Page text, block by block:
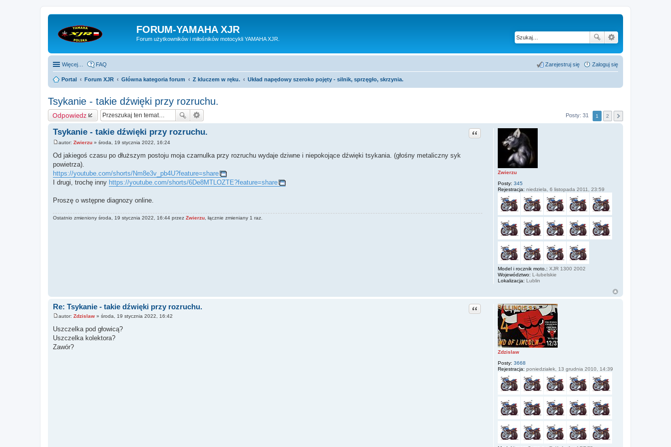
FORUM-YAMAHA XJR
Forum użytkowników i miłośników motocykli YAMAHA XJR.
Więcej… FAQ Zaloguj się
Zarejestruj się
Portal Forum XJR Główna kategoria forum Z kluczem w ręku. Układ napędowy szeroko pojęty - silnik, sprzęgło, skrzynia.
Tsykanie - takie dźwięki przy rozruchu.
Odpowiedz Posty: 31 1 2
Zwierzu
Posty: 345
Rejestracja: niedziela, 6 listopada 2011, 23:59
Model i rocznik moto.: XJR 1300 2002
Województwo: L-lubelskie
Lokalizacja: Lublin
Tsykanie - takie dźwięki przy rozruchu. Cytuj
o
s
t
autor: Zwierzu » środa, 19 stycznia 2022, 16:24
Od jakiegoś czasu po dłuższym postoju moja czarnulka przy rozruchu wydaje dziwne i niepokojące dźwięki tsykania. (głośny metaliczny syk
powietrza).
https://youtube.com/shorts/Nm8e3v_pb4U?feature=share
I drugi, trochę inny https://youtube.com/shorts/6De8MTLOZTE?feature=share
Proszę o wstępne diagnozy online.
Ostatnio zmieniony środa, 19 stycznia 2022, 16:44 przez Zwierzu , łącznie zmieniany 1 raz.
Zdzislaw
Posty: 3668
Rejestracja: poniedziałek, 13 grudnia 2010, 14:39
Re: Tsykanie - takie dźwięki przy rozruchu. Cytuj
s
t
autor: Zdzislaw » środa, 19 stycznia 2022, 16:42
Uszczelka pod głowicą?
Uszczelka kolektora?
Zawór?